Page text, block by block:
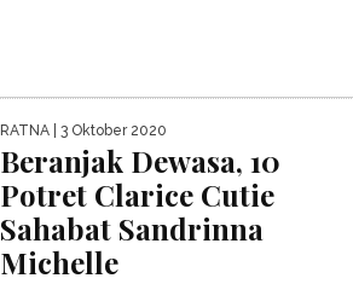
RATNA | 3 Oktober 2020
Beranjak Dewasa, 10
Potret Clarice Cutie
Sahabat Sandrinna
Michelle